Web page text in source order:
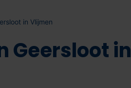
in Vlijmen
Geersloot in